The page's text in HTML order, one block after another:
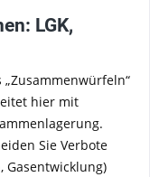
LGK,
hier mit
Sie Verbote
Gasentwicklung)